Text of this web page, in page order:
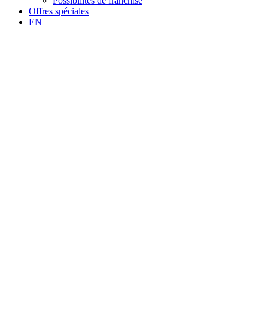
Offres spéciales
EN